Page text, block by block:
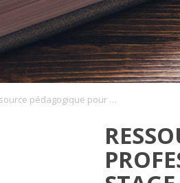
Ressource pédagogique pour professeurs, superviseurs de stage et cliniciens-enseignants